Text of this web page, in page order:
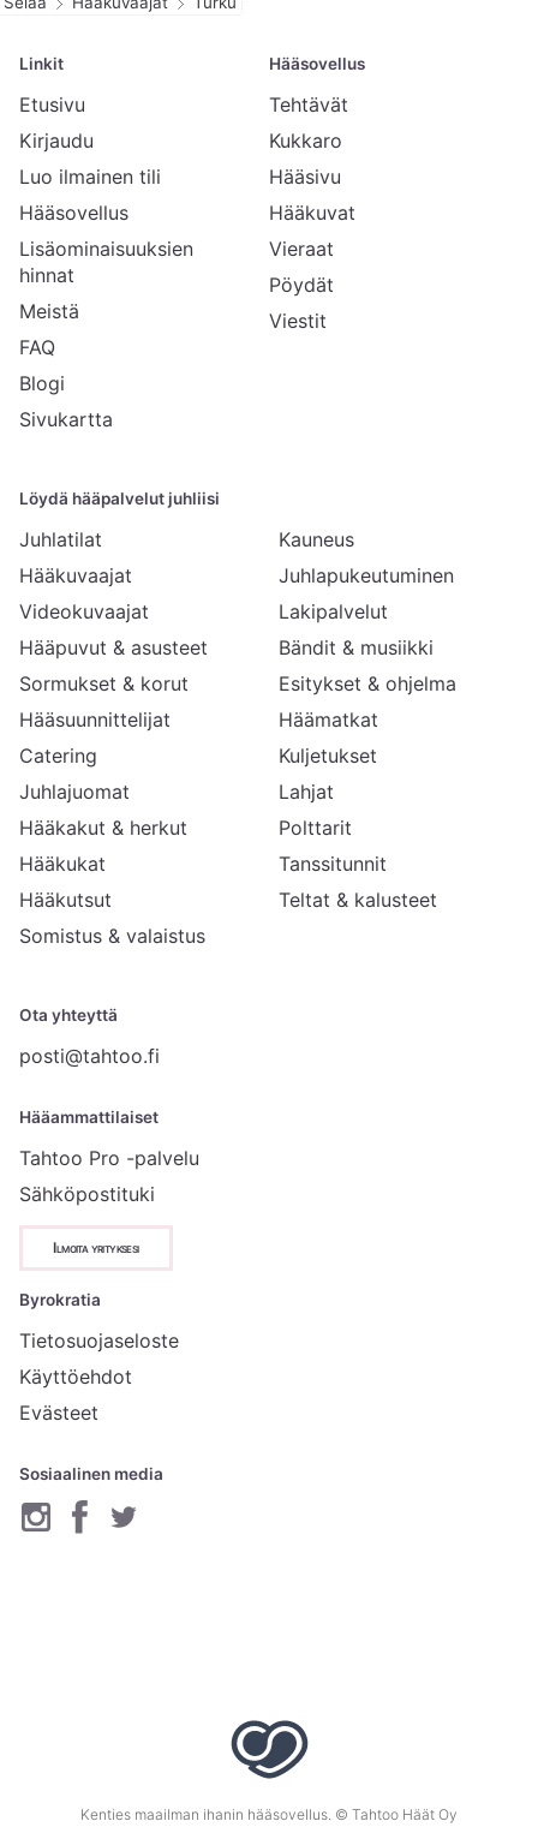
Ota yhteyttä
posti@tahtoo.fi
Hääammattilaiset
Tahtoo Pro -palvelu
Sähköpostituki
Ilmoita yrityksesi
Byrokratia
Tietosuojaseloste
Käyttöehdot
Evästeet
Sosiaalinen media
Linkit
Etusivu
Kirjaudu
Luo ilmainen tili
Hääsovellus
Lisäominaisuuksien
hinnat
Meistä
FAQ
Blogi
Sivukartta
Hääsovellus
Tehtävät
Kukkaro
Hääsivu
Hääkuvat
Vieraat
Pöydät
Viestit
Löydä hääpalvelut juhliisi
Juhlatilat
Hääkuvaajat
Videokuvaajat
Hääpuvut & asusteet
Sormukset & korut
Hääsuunnittelijat
Catering
Juhlajuomat
Hääkakut & herkut
Hääkukat
Hääkutsut
Somistus & valaistus
Kauneus
Juhlapukeutuminen
Lakipalvelut
Bändit & musiikki
Esitykset & ohjelma
Häämatkat
Kuljetukset
Lahjat
Polttarit
Tanssitunnit
Teltat & kalusteet
Kenties maailman ihanin hääsovellus. © Tahtoo Häät Oy